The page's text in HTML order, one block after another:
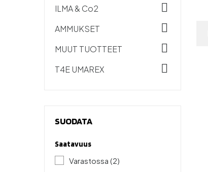
ILMA & Co2 
AMMUKSET 
MUUT TUOTTEET 
T4E UMAREX 
SUODATA
Saatavuus
Varastossa (2)